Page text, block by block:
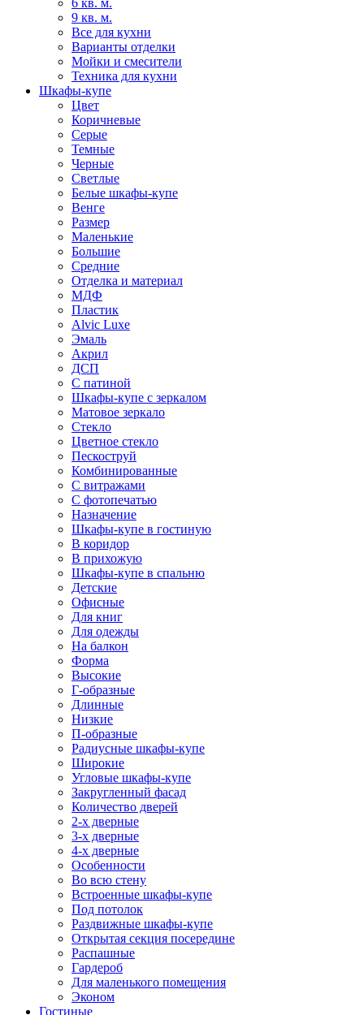
6 кв. м.
9 кв. м.
Все для кухни
Варианты отделки
Мойки и смесители
Техника для кухни
Шкафы-купе
Цвет
Коричневые
Серые
Темные
Черные
Светлые
Белые шкафы-купе
Венге
Размер
Маленькие
Большие
Средние
Отделка и материал
МДФ
Пластик
Alvic Luxe
Эмаль
Акрил
ДСП
С патиной
Шкафы-купе с зеркалом
Матовое зеркало
Стекло
Цветное стекло
Пескоструй
Комбинированные
С витражами
С фотопечатью
Назначение
Шкафы-купе в гостиную
В коридор
В прихожую
Шкафы-купе в спальню
Детские
Офисные
Для книг
Для одежды
На балкон
Форма
Высокие
Г-образные
Длинные
Низкие
П-образные
Радиусные шкафы-купе
Широкие
Угловые шкафы-купе
Закругленный фасад
Количество дверей
2-х дверные
3-х дверные
4-х дверные
Особенности
Во всю стену
Встроенные шкафы-купе
Под потолок
Раздвижные шкафы-купе
Открытая секция посередине
Распашные
Гардероб
Для маленького помещения
Эконом
Гостиные